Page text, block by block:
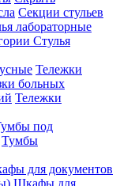
Секции стульев
лабораторные
Стулья
Тележки
больных
Тележки
под
Тумбы
для документов
Шкафы для